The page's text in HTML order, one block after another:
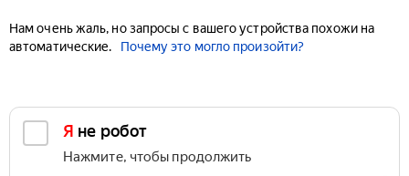
Нам очень жаль, но запросы с вашего устройства похожи на
автоматические.
Почему это могло произойти?
Я не робот
Нажмите, чтобы продолжить